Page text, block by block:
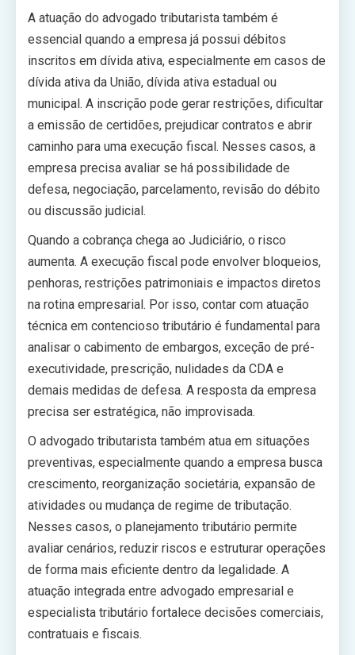
A atuação do advogado tributarista também é
essencial quando a empresa já possui débitos
inscritos em dívida ativa, especialmente em casos de
dívida ativa da União, dívida ativa estadual ou
municipal. A inscrição pode gerar restrições, dificultar
a emissão de certidões, prejudicar contratos e abrir
caminho para uma execução fiscal. Nesses casos, a
empresa precisa avaliar se há possibilidade de
defesa, negociação, parcelamento, revisão do débito
ou discussão judicial.
Quando a cobrança chega ao Judiciário, o risco
aumenta. A execução fiscal pode envolver bloqueios,
penhoras, restrições patrimoniais e impactos diretos
na rotina empresarial. Por isso, contar com atuação
técnica em contencioso tributário é fundamental para
analisar o cabimento de embargos, exceção de pré-
executividade, prescrição, nulidades da CDA e
demais medidas de defesa. A resposta da empresa
precisa ser estratégica, não improvisada.
O advogado tributarista também atua em situações
preventivas, especialmente quando a empresa busca
crescimento, reorganização societária, expansão de
atividades ou mudança de regime de tributação.
Nesses casos, o planejamento tributário permite
avaliar cenários, reduzir riscos e estruturar operações
de forma mais eficiente dentro da legalidade. A
atuação integrada entre advogado empresarial e
especialista tributário fortalece decisões comerciais,
contratuais e fiscais.